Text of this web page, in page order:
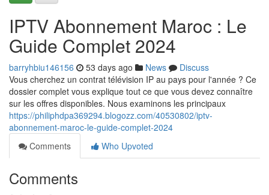
IPTV Abonnement Maroc : Le
Guide Complet 2024
barryhbiu146156 53 days ago News
Discuss
Vous cherchez un contrat télévision IP au pays pour l'année ? Ce
dossier complet vous explique tout ce que vous devez connaître
sur les offres disponibles. Nous examinons les principaux
https://philiphdpa369294.blogozz.com/40530802/iptv-
abonnement-maroc-le-guide-complet-2024
Comments
Who Upvoted
Comments